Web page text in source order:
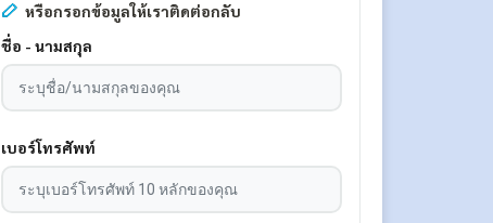
หรือกรอกข้อมูลให้เราติดต่อกลับ
ชื่อ - นามสกุล
เบอร์โทรศัพท์